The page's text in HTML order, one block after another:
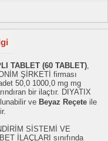
TABLET (60 TABLET),
ŞİRKETİ firması
50,0 1000,0 mg mg
bir ilaçtır. DIYATIX
ve Beyaz Reçete ile
SİSTEMİ VE
İLAÇLARI sınıfında